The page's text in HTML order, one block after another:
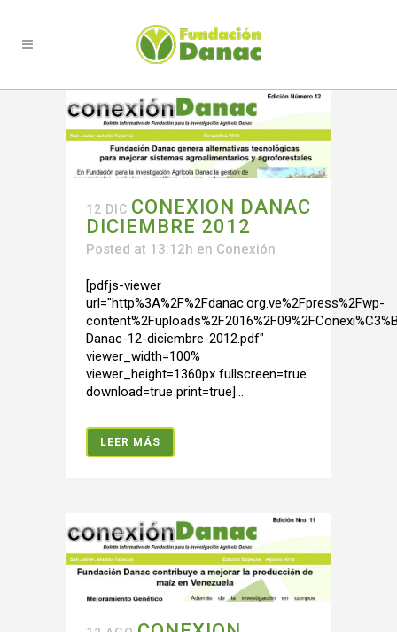
12 DIC CONEXION DANAC
DICIEMBRE 2012
Posted at 13:12h en Conexión
[pdfjs-viewer
url="http%3A%2F%2Fdanac.org.ve%2Fpress%2Fwp-
Danac-12-diciembre-2012.pdf"
viewer_width=100%
viewer_height=1360px fullscreen=true
download=true print=true]...
LEER MÁS